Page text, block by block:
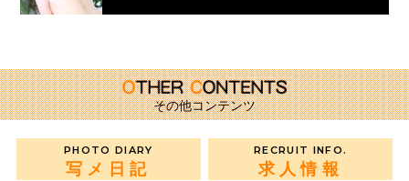
その他コンテンツ
PHOTO DIARY
写メ日記
RECRUIT INFO.
求人情報